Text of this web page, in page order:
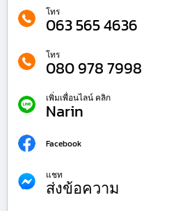
โทร
063 565 4636
โทร
080 978 7998
เพิ่มเพื่อนไลน์ คลิก
Narin
Facebook
แชท
ส่งข้อความ